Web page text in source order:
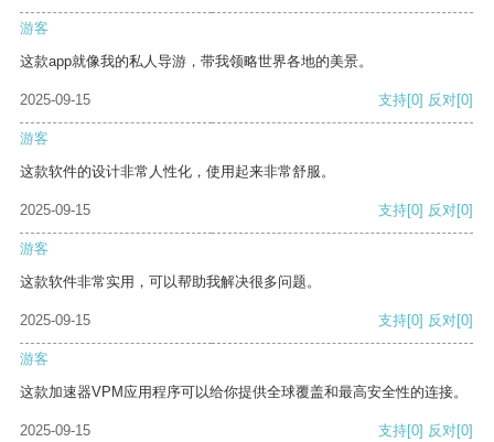
游客
这款app就像我的私人导游，带我领略世界各地的美景。
2025-09-15 支持[0] 反对[0]
游客
这款软件的设计非常人性化，使用起来非常舒服。
2025-09-15 支持[0] 反对[0]
游客
这款软件非常实用，可以帮助我解决很多问题。
2025-09-15 支持[0] 反对[0]
游客
这款加速器VPM应用程序可以给你提供全球覆盖和最高安全性的连接。
2025-09-15 支持[0] 反对[0]